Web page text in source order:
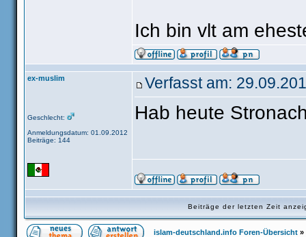
Ich bin vlt am
ex-muslim
Geschlecht:
Anmeldungsdatum: 01.09.2012
Beiträge: 144
Verfasst am:
Hab heute
Beiträge der letzten Zeit
islam-deutschland.info Foren-Übersicht »